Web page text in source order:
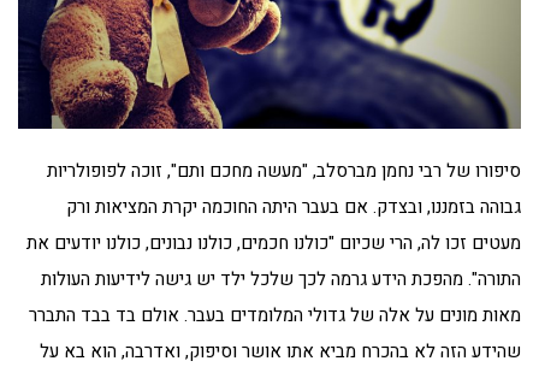
סיפורו של רבי נחמן מברסלב, "מעשה מחכם ותם", זוכה לפופולריות
גבוהה בזמננו, ובצדק. אם בעבר היתה החוכמה יקרת המציאות ורק
מעטים זכו לה, הרי שכיום "כולנו חכמים, כולנו נבונים, כולנו יודעים את
התורה". מהפכת הידע גרמה לכך שלכל ילד יש גישה לידיעות העולות
מאות מונים על אלה של גדולי המלומדים בעבר. אולם בד בבד התברר
שהידע הזה לא בהכרח מביא אתו אושר וסיפוק, ואדרבה, הוא בא על